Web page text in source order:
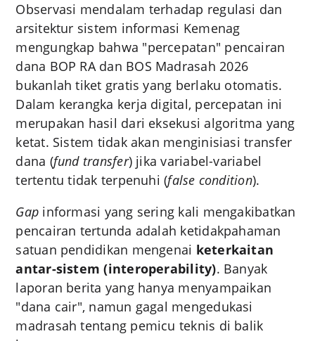
Observasi mendalam terhadap regulasi dan
arsitektur sistem informasi Kemenag
mengungkap bahwa "percepatan" pencairan
dana BOP RA dan BOS Madrasah 2026
bukanlah tiket gratis yang berlaku otomatis.
Dalam kerangka kerja digital, percepatan ini
merupakan hasil dari eksekusi algoritma yang
ketat. Sistem tidak akan menginisiasi transfer
dana (fund transfer) jika variabel-variabel
tertentu tidak terpenuhi (false condition).
Gap informasi yang sering kali mengakibatkan
pencairan tertunda adalah ketidakpahaman
satuan pendidikan mengenai keterkaitan
antar-sistem (interoperability). Banyak
laporan berita yang hanya menyampaikan
"dana cair", namun gagal mengedukasi
madrasah tentang pemicu teknis di balik